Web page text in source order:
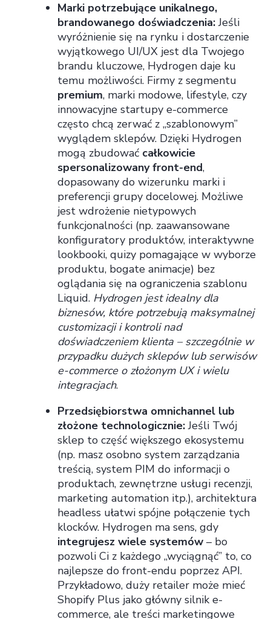
Marki potrzebujące unikalnego,
brandowanego doświadczenia:Jeśli
wyróżnienie się na rynku i dostarczenie
wyjątkowego UI/UX jest dla Twojego
brandu kluczowe, Hydrogen daje ku
temu możliwości. Firmy z segmentu
premium, marki modowe, lifestyle, czy
innowacyjne startupy e-commerce
często chcą zerwać z „szablonowym”
wyglądem sklepów. Dzięki Hydrogen
mogą zbudować całkowicie
spersonalizowany front-end,
dopasowany do wizerunku marki i
preferencji grupy docelowej. Możliwe
jest wdrożenie nietypowych
funkcjonalności (np. zaawansowane
konfiguratory produktów, interaktywne
lookbooki, quizy pomagające w wyborze
produktu, bogate animacje) bez
oglądania się na ograniczenia szablonu
Liquid. Hydrogen jest idealny dla
biznesów, które potrzebują maksymalnej
customizacji i kontroli nad
doświadczeniem klienta – szczególnie w
przypadku dużych sklepów lub serwisów
e-commerce o złożonym UX i wielu
integracjach.
Przedsiębiorstwa omnichannel lub
złożone technologicznie:Jeśli Twój
sklep to część większego ekosystemu
(np. masz osobno system zarządzania
treścią, system PIM do informacji o
produktach, zewnętrzne usługi recenzji,
marketing automation itp.), architektura
headless ułatwi spójne połączenie tych
klocków. Hydrogen ma sens, gdy
integrujesz wiele systemów – bo
pozwoli Ci z każdego „wyciągnąć” to, co
najlepsze do front-endu poprzez API.
Przykładowo, duży retailer może mieć
Shopify Plus jako główny silnik e-
commerce, ale treści marketingowe